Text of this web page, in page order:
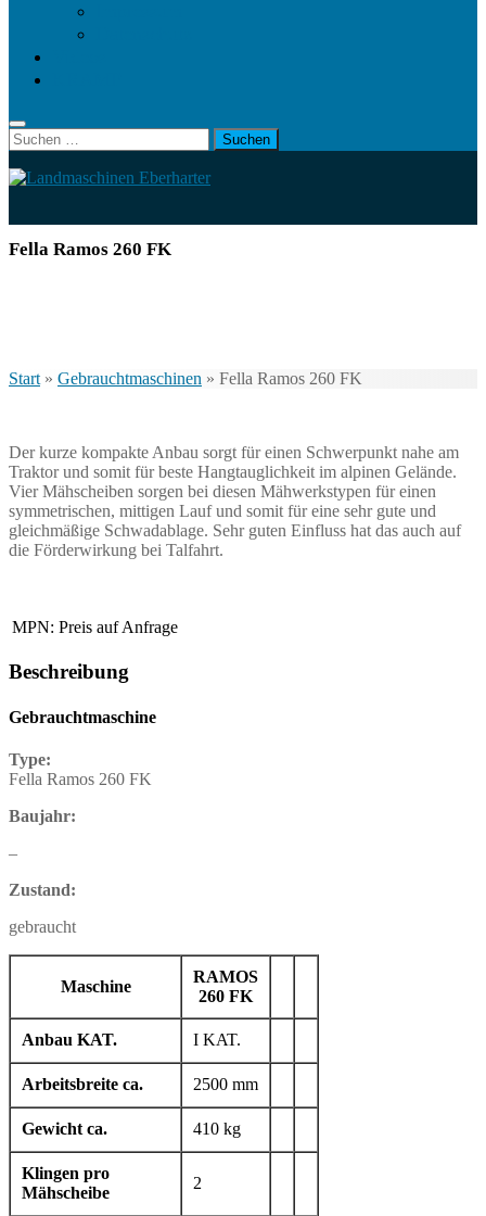
Suchen
nach:
Fella Ramos 260 FK
Start » Gebrauchtmaschinen » Fella Ramos 260 FK
Der kurze kompakte Anbau sorgt für einen Schwerpunkt nahe am
Traktor und somit für beste Hangtauglichkeit im alpinen Gelände.
Vier Mähscheiben sorgen bei diesen Mähwerkstypen für einen
symmetrischen, mittigen Lauf und somit für eine sehr gute und
gleichmäßige Schwadablage. Sehr guten Einfluss hat das auch auf
die Förderwirkung bei Talfahrt.
MPN: Preis auf Anfrage
Beschreibung
Gebrauchtmaschine
Type:
Fella Ramos 260 FK
Baujahr:
–
Zustand:
gebraucht
Maschine
RAMOS
260 FK
Anbau KAT. I KAT.
Arbeitsbreite ca. 2500 mm
Gewicht ca. 410 kg
Klingen pro
Mähscheibe
2